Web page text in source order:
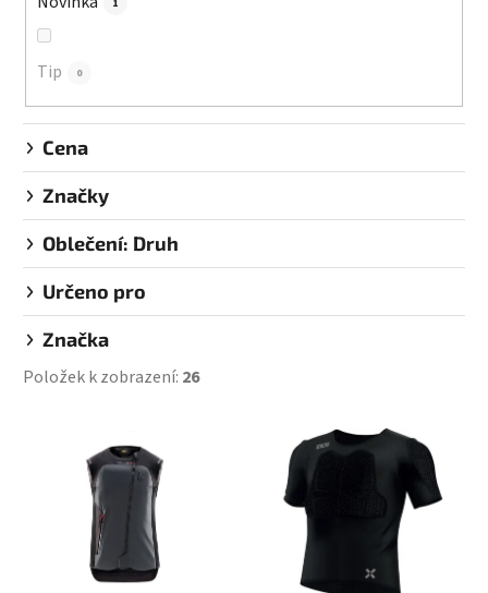
1
Tip 0
Cena
Značky
Oblečení: Druh
Určeno pro
Značka
Položek k zobrazení: 26